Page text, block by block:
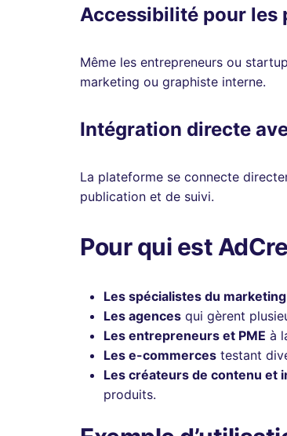
Accessibilité pour les
Même les entrepreneurs ou
marketing ou graphiste interne.
Intégration directe
La plateforme se connecte
publication et de suivi.
Pour qui est
Les spécialistes du
Les agences qui gèrent
Les entrepreneurs et PME à
Les e-commerces testant
Les créateurs de contenu et
produits.